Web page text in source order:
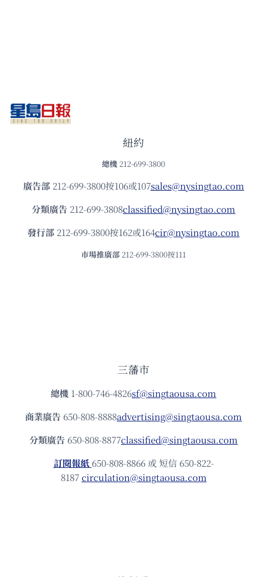
紐約
總機 212-699-3800
廣告部212-699-3800按106或107sales@nysingtao.com
分類廣告 212-699-3808classified@nysingtao.com
發⾏部 212-699-3800按162或164cir@nysingtao.com
市場推廣部 212-699-3800按111
三藩市
總機 1-800-746-4826sf@singtaousa.com
商業廣告 650-808-8888advertising@singtaousa.com
分類廣告 650-808-8877classified@singtaousa.com
訂閱報紙 650-808-8866 或 短信 650-822-
8187circulation@singtaousa.com